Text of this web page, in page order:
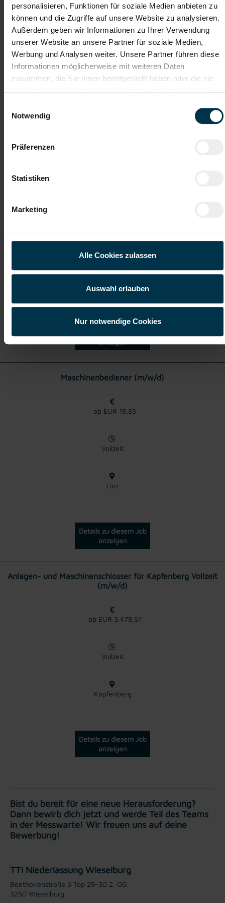
personalisieren, Funktionen für soziale Medien anbieten zu
können und die Zugriffe auf unsere Website zu analysieren.
Außerdem geben wir Informationen zu Ihrer Verwendung
unserer Website an unsere Partner für soziale Medien,
Werbung und Analysen weiter. Unsere Partner führen diese
Informationen möglicherweise mit weiteren Daten
zusammen, die Sie ihnen bereitgestellt haben oder die sie
Notwendig
Präferenzen
Statistiken
Marketing
Alle Cookies zulassen
Auswahl erlauben
Nur notwendige Cookies
Karriere-Coaching mit der
besten Jobberatung
Zahlreiche Stellenangebote
in der regionalen Wirtschaft
mit nur 1 Bewerbung
Soziale Absicherung durch
Tolle Aus- und
Weitere interessante Jobmöglichkeiten
Waidhofen an der Ybbs
anzeigen
Maschinenbediener (m/w/d)
ab EUR 18,83
Vollzeit
Linz
Details zu diesem Job
anzeigen
Anlagen- und Maschinenschlosser für Kapfenberg Vollzeit
(m/w/d)
ab EUR 3.478,51
Vollzeit
Kapfenberg
Details zu diesem Job
anzeigen
Bist du bereit für eine neue Herausforderung?
Dann bewirb dich jetzt und werde Teil des Teams
in der Messwarte! Wir freuen uns auf deine
Bewerbung!
TTI Niederlassung Wieselburg
Beethovenstraße 3 Top 29-30 2. OG
3250 Wieselburg